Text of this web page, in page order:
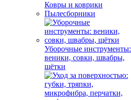
Ковры и коврики
Пылесборники
Уборочные инструменты:
веники, совки, швабры,
щётки